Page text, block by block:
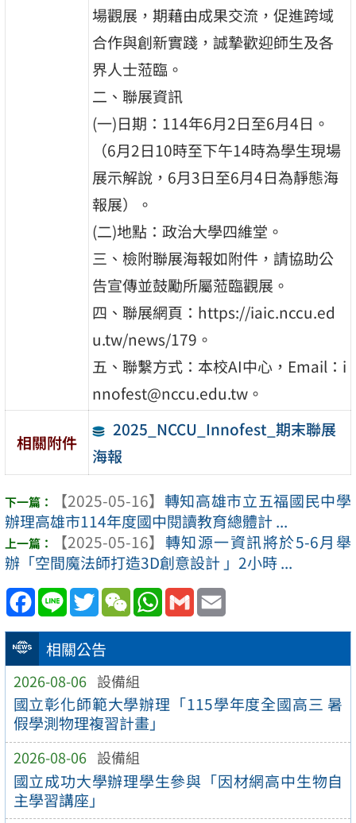
相關公告
2026-08-06 設備組
國立彰化師範大學辦理「115學年度全國高三 暑
假學測物理複習計畫」
2026-08-06 設備組
國立成功大學辦理學生參與「因材網高中生物自
主學習講座」
場觀展，期藉由成果交流，促進跨域
合作與創新實踐，誠摯歡迎師生及各
界人士蒞臨。
二、聯展資訊
(一)日期：114年6月2日至6月4日。
（6月2日10時至下午14時為學生現場
展示解說，6月3日至6月4日為靜態海
報展）。
(二)地點：政治大學四維堂。
三、檢附聯展海報如附件，請協助公
告宣傳並鼓勵所屬蒞臨觀展。
四、聯展網頁：https://iaic.nccu.ed
u.tw/news/179。
五、聯繫方式：本校AI中心，Email：i
nnofest@nccu.edu.tw。
相關附件
2025_NCCU_Innofest_期末聯展
海報
【2025-05-16】 轉知高雄市立五福國民中學
辦理高雄市114年度國中閱讀教育總體計 ...
【2025-05-16】 轉知源一資訊將於5-6月舉
辦「空間魔法師打造3D創意設計 」2小時 ...
Facebook
Line TwitterWeChatWhatsApp
Gmail